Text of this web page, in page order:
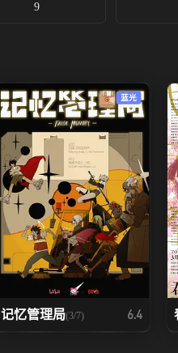
9
蓝光
记忆管理局(3/7) 6.4